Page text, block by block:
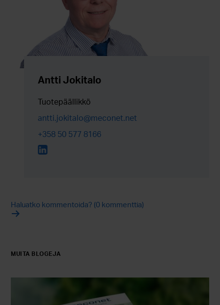
Antti Jokitalo
Tuotepäällikkö
antti.jokitalo@meconet.net
+358 50 577 8166
Haluatko kommentoida? (0 kommenttia)
MUITA BLOGEJA